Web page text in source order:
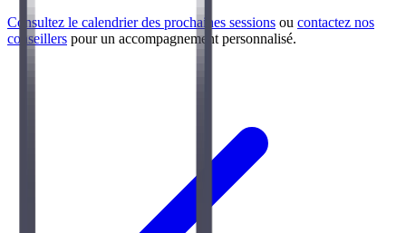
Consultez le calendrier des prochaines sessions ou contactez nos
conseillers pour un accompagnement personnalisé.